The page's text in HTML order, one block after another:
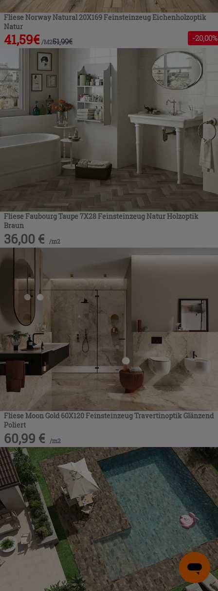
Fliese Norway Natural 20X169 Feinsteinzeug Eichenholzoptik
Natur
41,59€ /M251,99€ -20,00%
Fliese Faubourg Taupe 7X28 Feinsteinzeug Natur Holzoptik
Braun
36,00 € /m2
Fliese Moon Gold 60X120 Feinsteinzeug Travertinoptik Glänzend
Poliert
60,99 € /m2